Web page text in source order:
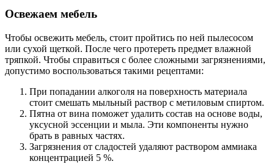
Освежаем мебель
Чтобы освежить мебель, стоит пройтись по ней пылесосом
или сухой щеткой. После чего протереть предмет влажной
тряпкой. Чтобы справиться с более сложными загрязнениями,
допустимо воспользоваться такими рецептами:
При попадании алкоголя на поверхность материала
стоит смешать мыльный раствор с метиловым спиртом.
Пятна от вина поможет удалить состав на основе воды,
уксусной эссенции и мыла. Эти компоненты нужно
брать в равных частях.
Загрязнения от сладостей удаляют раствором аммиака
концентрацией 5 %.